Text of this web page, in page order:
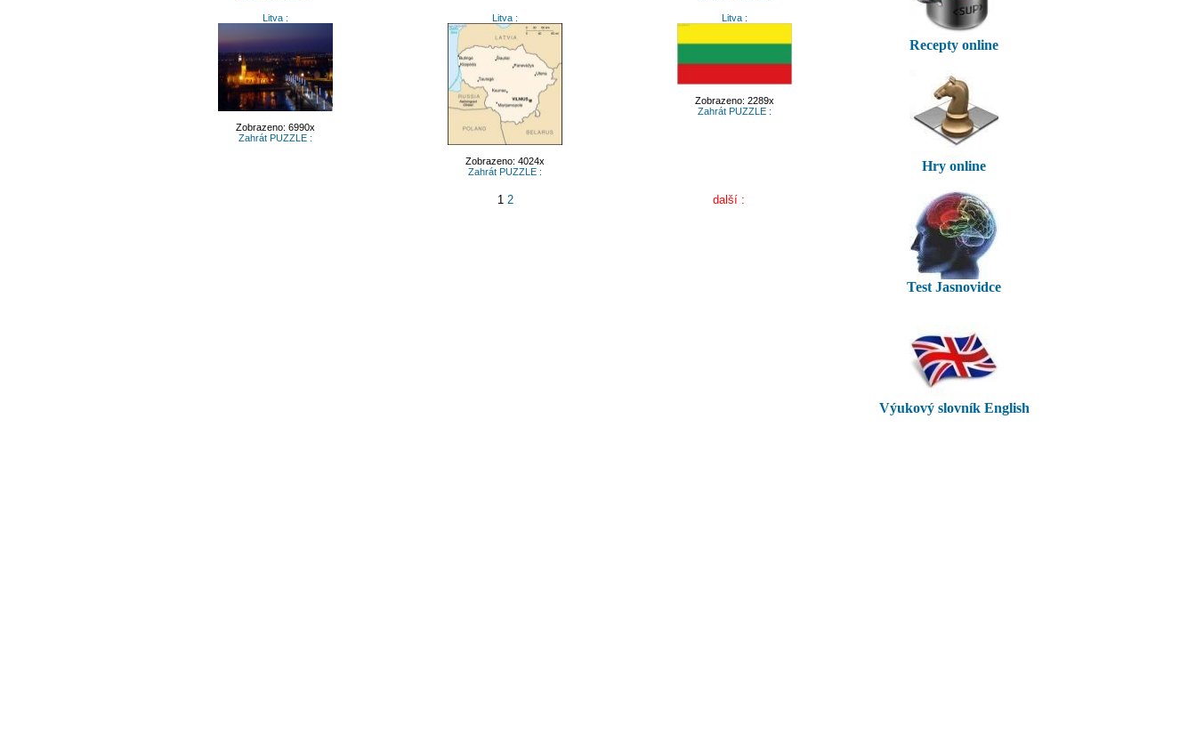
Litva :
Zobrazeno: 6990x
Zahrát PUZZLE :
Litva :
Zobrazeno: 4024x
Zahrát PUZZLE :
Litva :
Zobrazeno: 2289x
Zahrát PUZZLE :
1 2 další :
Recepty online
Hry online
Test Jasnovidce
Výukový slovník English